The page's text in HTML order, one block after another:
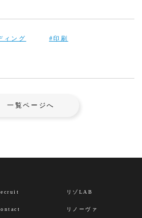
ィング #印刷
一覧ページへ
リゾLAB
リノーヴァ